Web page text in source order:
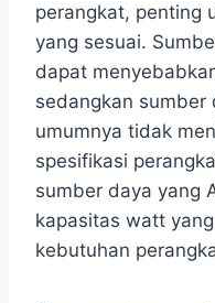
perangkat, penting
yang sesuai.
dapat
sedangkan sumber
umumnya tidak
spesifikasi
sumber daya yang
kapasitas watt
kebutuhan